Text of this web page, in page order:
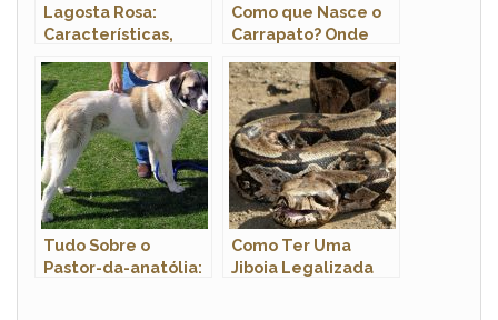
Lagosta Rosa:
Características,
Científico
Como que Nasce o
Carrapato? Onde
Desenvolvem?
Tudo Sobre o
Pastor-da-anatólia:
Como Ter Uma
Jiboia Legalizada